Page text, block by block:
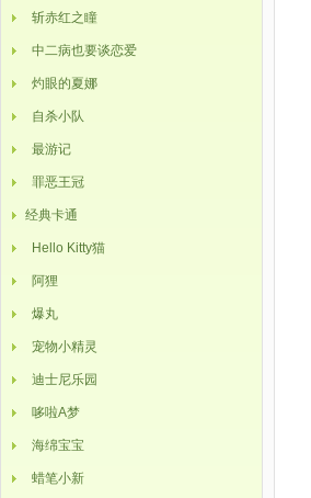
斩赤红之瞳
中二病也要谈恋爱
灼眼的夏娜
自杀小队
最游记
罪恶王冠
经典卡通
Hello Kitty猫
阿狸
爆丸
宠物小精灵
迪士尼乐园
哆啦A梦
海绵宝宝
蜡笔小新